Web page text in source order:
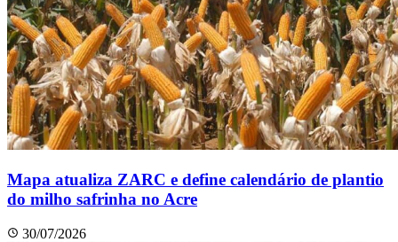
Mapa atualiza ZARC e define calendário de plantio
do milho safrinha no Acre
30/07/2026